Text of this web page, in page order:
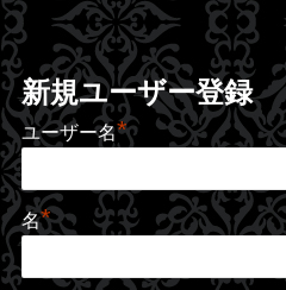
新規ユーザー登録
ユーザー名*
名*